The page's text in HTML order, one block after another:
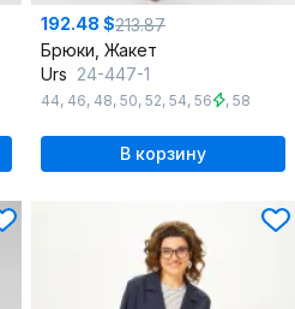
192.48 $213.87
Брюки, Жакет
Urs 24-447-1
44, 46, 48, 50, 52, 54, 56 , 58
В корзину